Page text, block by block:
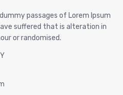
passages of Lorem Ipsum
suffered that is alteration in
or randomised.